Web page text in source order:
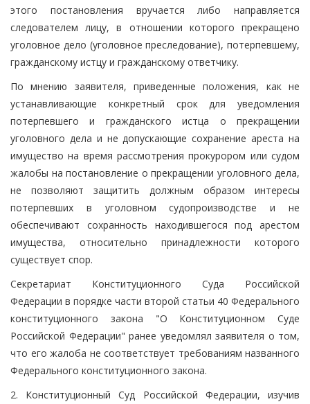
этого постановления вручается либо направляется
следователем лицу, в отношении которого прекращено
уголовное дело (уголовное преследование), потерпевшему,
гражданскому истцу и гражданскому ответчику.
По мнению заявителя, приведенные положения, как не
устанавливающие конкретный срок для уведомления
потерпевшего и гражданского истца о прекращении
уголовного дела и не допускающие сохранение ареста на
имущество на время рассмотрения прокурором или судом
жалобы на постановление о прекращении уголовного дела,
не позволяют защитить должным образом интересы
потерпевших в уголовном судопроизводстве и не
обеспечивают сохранность находившегося под арестом
имущества, относительно принадлежности которого
существует спор.
Секретариат Конституционного Суда Российской
Федерации в порядке части второй статьи 40 Федерального
конституционного закона "О Конституционном Суде
Российской Федерации" ранее уведомлял заявителя о том,
что его жалоба не соответствует требованиям названного
Федерального конституционного закона.
2. Конституционный Суд Российской Федерации, изучив